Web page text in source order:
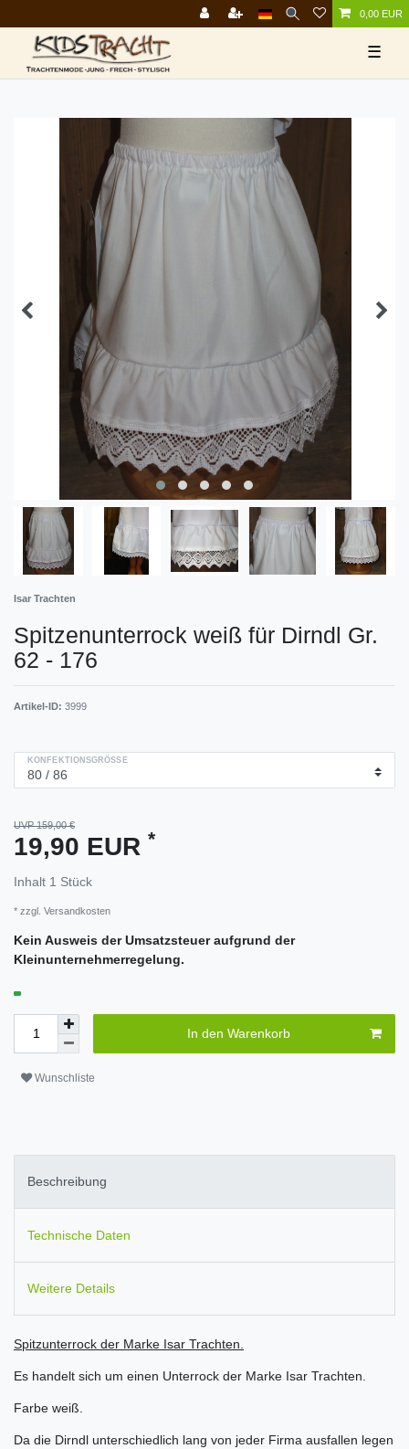
0,00 EUR
☰
Isar Trachten
Spitzenunterrock weiß für Dirndl Gr.
62 - 176
Artikel-ID: 3999
KONFEKTIONSGRÖSSE
UVP 159,00 €
19,90 EUR *
Inhalt 1 Stück
* zzgl. Versandkosten
Kein Ausweis der Umsatzsteuer aufgrund der
Kleinunternehmerregelung.
In den Warenkorb
Wunschliste
Beschreibung
Technische Daten
Weitere Details
Spitzunterrock der Marke Isar Trachten.
Es handelt sich um einen Unterrock der Marke Isar Trachten.
Farbe weiß.
Da die Dirndl unterschiedlich lang von jeder Firma ausfallen legen